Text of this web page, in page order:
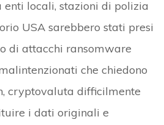
locali, stazioni di polizia
USA sarebbero stati presi
di attacchi ransomware
che chiedono
cryptovaluta difficilmente
i dati originali e